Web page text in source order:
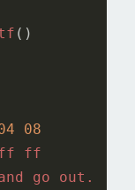
()
08
ff
go
out.